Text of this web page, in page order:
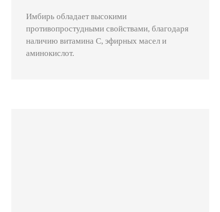
Имбирь обладает высокими
противопростудными свойствами, благодаря
наличию витамина С, эфирных масел и
аминокислот.